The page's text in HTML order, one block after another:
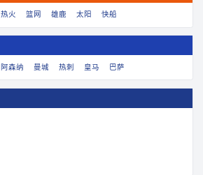
热火 篮网 雄鹿 太阳 快船
阿森纳 曼城 热刺 皇马 巴萨